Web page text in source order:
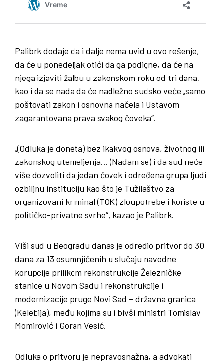
Palibrk dodaje da i dalje nema uvid u ovo rešenje,
da će u ponedeljak otići da ga podigne, da će na
njega izjaviti žalbu u zakonskom roku od tri dana,
kao i da se nada da će nadležno sudsko veće „samo
poštovati zakon i osnovna načela i Ustavom
zagarantovana prava svakog čoveka“.
„(Odluka je doneta) bez ikakvog osnova, životnog ili
zakonskog utemeljenja… (Nadam se) i da sud neće
više dozvoliti da jedan čovek i određena grupa ljudi
ozbiljnu instituciju kao što je Tužilaštvo za
organizovani kriminal (TOK) zloupotrebe i koriste u
političko-privatne svrhe“, kazao je Palibrk.
Viši sud u Beogradu danas je odredio pritvor do 30
dana za 13 osumnjičenih u slučaju navodne
korupcije prilikom rekonstrukcije Železničke
stanice u Novom Sadu i rekonstrukcije i
modernizacije pruge Novi Sad – državna granica
(Kelebija), među kojima su i bivši ministri Tomislav
Momirović i Goran Vesić.
Odluka o pritvoru je nepravosnažna, a advokati